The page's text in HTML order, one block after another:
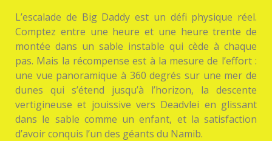
L’escalade de Big Daddy est un défi physique réel.
Comptez entre une heure et une heure trente de
montée dans un sable instable qui cède à chaque
pas. Mais la récompense est à la mesure de l’effort :
une vue panoramique à 360 degrés sur une mer de
dunes qui s’étend jusqu’à l’horizon, la descente
vertigineuse et jouissive vers Deadvlei en glissant
dans le sable comme un enfant, et la satisfaction
d’avoir conquis l’un des géants du Namib.